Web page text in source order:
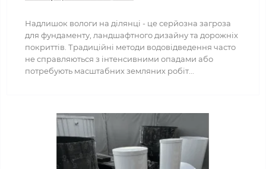
Надлишок вологи на ділянці - це серйозна загроза
для фундаменту, ландшафтного дизайну та дорожніх
покриттів. Традиційні методи водовідведення часто
не справляються з інтенсивними опадами або
потребують масштабних земляних робіт...